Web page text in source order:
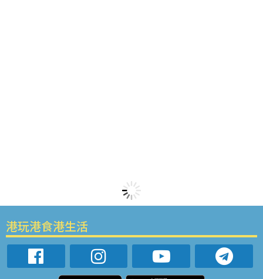
港玩港食港生活